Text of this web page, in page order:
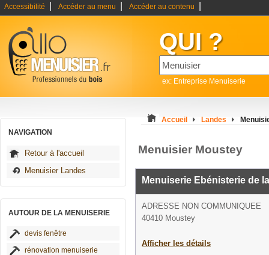
Accessibilité Accéder au menu Accéder au contenu
QUI ?
ex: Entreprise Menuiserie
NAVIGATION
Retour à l'accueil
Menuisier Landes
AUTOUR DE LA MENUISERIE
devis fenêtre
rénovation menuiserie
Accueil Landes
Menuisier Moustey
Menuiserie Ebénisterie de
ADRESSE NON COMMUNIQUEE
40410 Moustey
Afficher les détails